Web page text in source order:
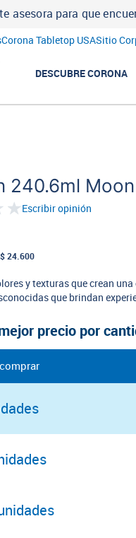
asesora para que
Corona Tabletop USASitio
DESCUBRE CORONA
240.6ml Moon
Escribir opinión
$ 24.600
y texturas que crean
que brindan
precio por